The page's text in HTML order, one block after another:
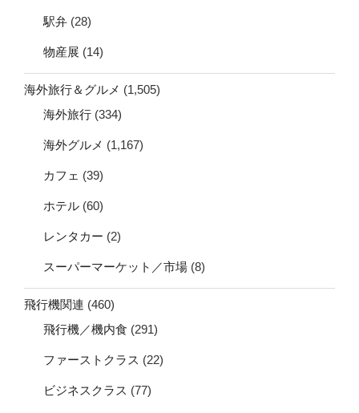
駅弁 (28)
物産展 (14)
海外旅行＆グルメ (1,505)
海外旅行 (334)
海外グルメ (1,167)
カフェ (39)
ホテル (60)
レンタカー (2)
スーパーマーケット／市場 (8)
飛行機関連 (460)
飛行機／機内食 (291)
ファーストクラス (22)
ビジネスクラス (77)